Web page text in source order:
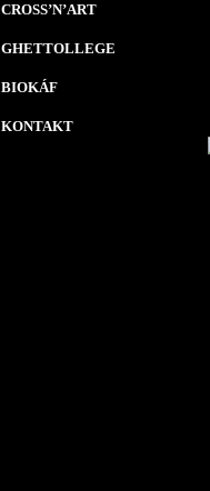
CROSS’N’ART
GHETTOLLEGE
BIOKÁF
KONTAKT